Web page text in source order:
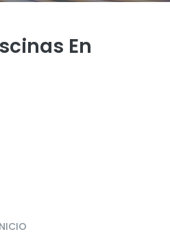
En